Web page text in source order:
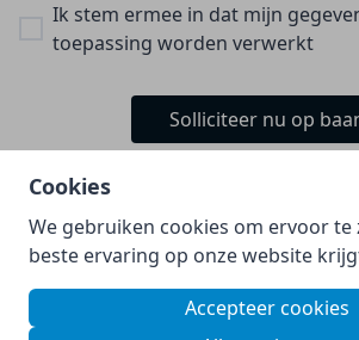
Ik stem ermee in dat mijn
toepassing worden verwerkt
Solliciteer nu op
© Kia Nederland B.V.
Powered by
Cookies
We gebruiken cookies om ervoor
beste ervaring op onze website
Accepteer cookies